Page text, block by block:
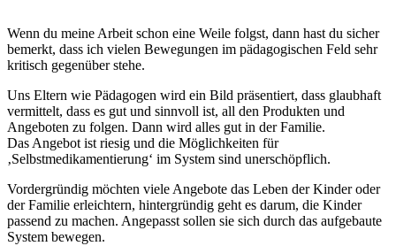
Wenn du meine Arbeit schon eine Weile folgst, dann hast du sicher
bemerkt, dass ich vielen Bewegungen im pädagogischen Feld sehr
kritisch gegenüber stehe.
Uns Eltern wie Pädagogen wird ein Bild präsentiert, dass glaubhaft
vermittelt, dass es gut und sinnvoll ist, all den Produkten und
Angeboten zu folgen. Dann wird alles gut in der Familie.
Das Angebot ist riesig und die Möglichkeiten für
‚Selbstmedikamentierung‘ im System sind unerschöpflich.
Vordergründig möchten viele Angebote das Leben der Kinder oder
der Familie erleichtern, hintergründig geht es darum, die Kinder
passend zu machen. Angepasst sollen sie sich durch das aufgebaute
System bewegen.